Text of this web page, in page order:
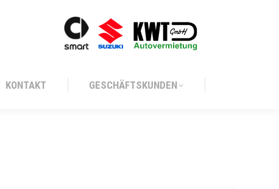
KONTAKT GESCHÄFTSKUNDEN
GESCHÄFTSKUNDEN